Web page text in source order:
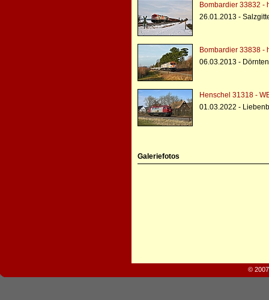
Bombardier 33832 -
26.01.2013 -
Bombardier 33838 -
06.03.2013 - Dörnten
Henschel 31318 -
01.03.2022 -
Galeriefotos
©